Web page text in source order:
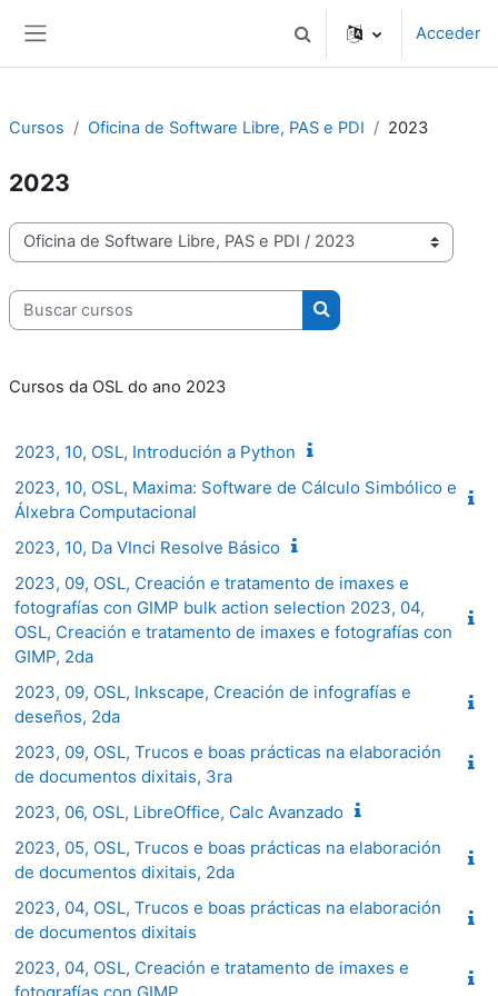
Alternar a entrada de
Acceder
Cursos Oficina de Software Libre, PAS e PDI 2023
2023
Categorías de cursos
Buscar cursos
Buscar cursos
Cursos da OSL do ano 2023
2023, 10, OSL, Introdución a Python
2023, 10, OSL, Maxima: Software de Cálculo Simbólico e
Álxebra Computacional
2023, 10, Da VInci Resolve Básico
2023, 09, OSL, Creación e tratamento de imaxes e
fotografías con GIMP bulk action selection 2023, 04,
OSL, Creación e tratamento de imaxes e fotografías con
GIMP, 2da
2023, 09, OSL, Inkscape, Creación de infografías e
deseños, 2da
2023, 09, OSL, Trucos e boas prácticas na elaboración
de documentos dixitais, 3ra
2023, 06, OSL, LibreOffice, Calc Avanzado
2023, 05, OSL, Trucos e boas prácticas na elaboración
de documentos dixitais, 2da
2023, 04, OSL, Trucos e boas prácticas na elaboración
de documentos dixitais
2023, 04, OSL, Creación e tratamento de imaxes e
fotografías con GIMP